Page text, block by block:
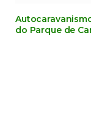
do Parque de